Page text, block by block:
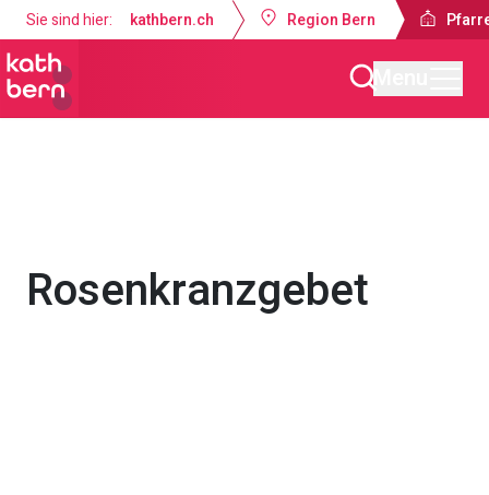
Sie sind hier: kathbern.ch Region Bern
Rosenkranzgebet